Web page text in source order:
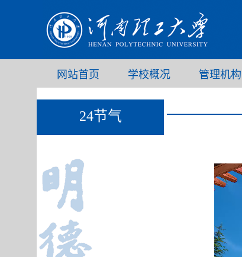
网站首页 学校概况 管理机构
24节气